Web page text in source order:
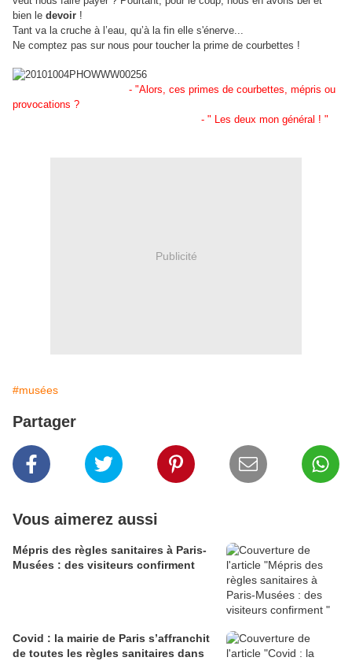
bien le devoir !
Tant va la cruche à l’eau, qu’à la fin elle s'énerve...
Ne comptez pas sur nous pour toucher la prime de courbettes !
- "Alors, ces primes de courbettes, mépris ou
provocations ?
- " Les deux mon général ! "
Publicité
#musées
Partager
Vous aimerez aussi
Mépris des règles sanitaires à Paris-
Musées : des visiteurs confirment
Covid : la mairie de Paris s’affranchit
de toutes les règles sanitaires dans